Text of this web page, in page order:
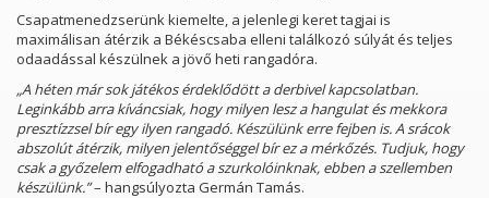
Csapatmenedzserünk kiemelte, a jelenlegi keret tagjai is
maximálisan átérzik a Békéscsaba elleni találkozó súlyát és teljes
odaadással készülnek a jövő heti rangadóra.
„A héten már sok játékos érdeklődött a derbivel kapcsolatban.
Leginkább arra kíváncsiak, hogy milyen lesz a hangulat és mekkora
presztízzsel bír egy ilyen rangadó. Készülünk erre fejben is. A srácok
abszolút átérzik, milyen jelentőséggel bír ez a mérkőzés. Tudjuk, hogy
csak a győzelem elfogadható a szurkolóinknak, ebben a szellemben
készülünk.”– hangsúlyozta Germán Tamás.